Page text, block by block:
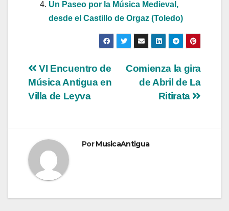
Un Paseo por la Música Medieval,
desde el Castillo de Orgaz (Toledo)
Navegación
de
Comienza la gira
de Abril de La
Ritirata
VI Encuentro de
Música Antigua en
Villa de Leyva
PorMusicaAntigua